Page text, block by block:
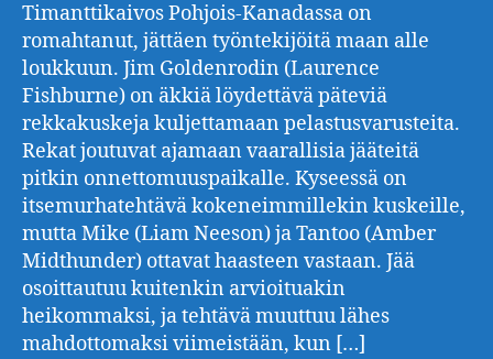
Timanttikaivos Pohjois-Kanadassa on
romahtanut, jättäen työntekijöitä maan alle
loukkuun. Jim Goldenrodin (Laurence
Fishburne) on äkkiä löydettävä päteviä
rekkakuskeja kuljettamaan pelastusvarusteita.
Rekat joutuvat ajamaan vaarallisia jääteitä
pitkin onnettomuuspaikalle. Kyseessä on
itsemurhatehtävä kokeneimmillekin kuskeille,
mutta Mike (Liam Neeson) ja Tantoo (Amber
Midthunder) ottavat haasteen vastaan. Jää
osoittautuu kuitenkin arvioituakin
heikommaksi, ja tehtävä muuttuu lähes
mahdottomaksi viimeistään, kun […]